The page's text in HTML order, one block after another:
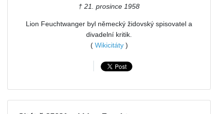
† 21. prosince 1958
Lion Feuchtwanger byl německý židovský spisovatel a
divadelní kritik.
( Wikicitáty)